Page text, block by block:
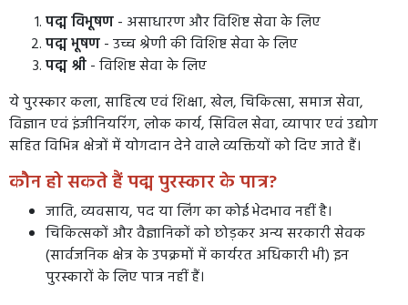
पद्म विभूषण- असाधारण और विशिष्ट सेवा के लिए
पद्म भूषण- उच्च श्रेणी की विशिष्ट सेवा के लिए
पद्म श्री- विशिष्ट सेवा के लिए
ये पुरस्कार कला, साहित्य एवं शिक्षा, खेल, चिकित्सा, समाज सेवा,
विज्ञान एवं इंजीनियरिंग, लोक कार्य, सिविल सेवा, व्यापार एवं उद्योग
सहित विभिन्न क्षेत्रों में योगदान देने वाले व्यक्तियों को दिए जाते हैं।
कौन हो सकते हैं पद्म पुरस्कार के पात्र?
जाति, व्यवसाय, पद या लिंग का कोई भेदभाव नहीं है।
चिकित्सकों और वैज्ञानिकों को छोड़कर अन्य सरकारी सेवक
(सार्वजनिक क्षेत्र के उपक्रमों में कार्यरत अधिकारी भी) इन
पुरस्कारों के लिए पात्र नहीं हैं।